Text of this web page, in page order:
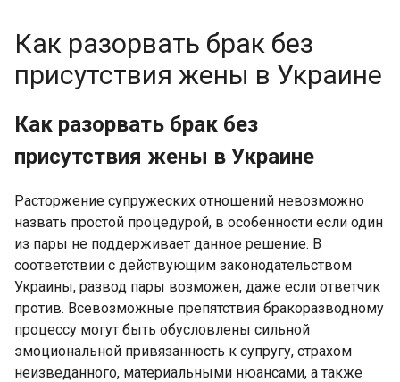
Как разорвать брак без
присутствия жены в Украине
Как разорвать брак без
присутствия жены в Украине
Расторжение супружеских отношений невозможно
назвать простой процедурой, в особенности если один
из пары не поддерживает данное решение. В
соответствии с действующим законодательством
Украины, развод пары возможен, даже если ответчик
против. Всевозможные препятствия бракоразводному
процессу могут быть обусловлены сильной
эмоциональной привязанность к супругу, страхом
неизведанного, материальными нюансами, а также